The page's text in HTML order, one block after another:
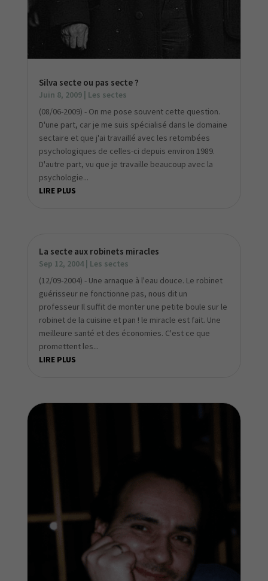
Silva secte ou pas secte ?
Juin 8, 2009| Les sectes
(08/06-2009) - On me pose souvent cette question.
D'une part, car je me suis spécialisé dans le domaine
sectaire et que j'ai travaillé avec les retombées
psychologiques de celles-ci depuis environ 1989.
D'autre part, vu que je travaille beaucoup avec la
psychologie...
LIRE PLUS
La secte aux robinets miracles
Sep 12, 2004| Les sectes
(12/09-2004) - Une arnaque à l'eau douce. Le robinet
guérisseur ne fonctionne pas, nous dit un
professeur Il suffit de monter une petite boule sur le
robinet de la cuisine et pan ! le miracle est fait. Une
meilleure santé et des économies. C'est ce que
promettent les...
LIRE PLUS